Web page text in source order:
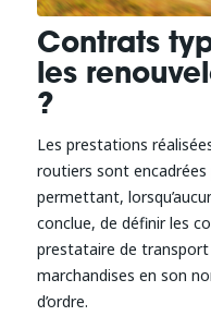
Contrats
les
?
Les prestations
routiers sont
permettant,
conclue, de définir les
prestataire de
marchandises en son
d’ordre.